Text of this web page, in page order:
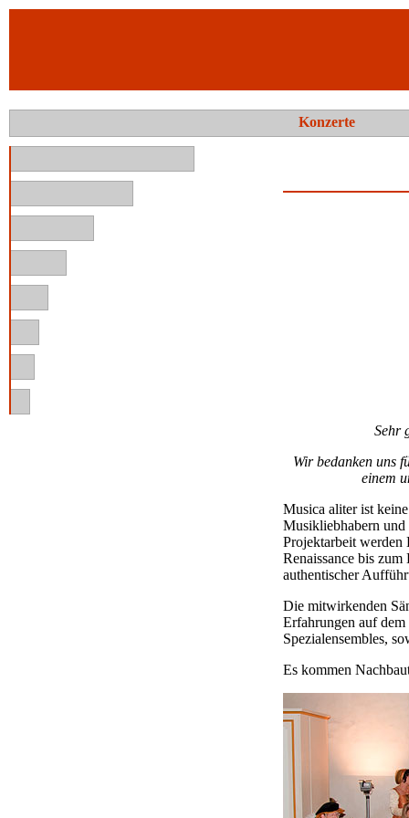
Konzerte
Sehr
Wir bedanken uns
einem
Musica aliter ist
Musikliebhabern und
Projektarbeit werden
Renaissance bis
authentischer
Die mitwirkenden
Erfahrungen auf
Spezialensembles,
Es kommen